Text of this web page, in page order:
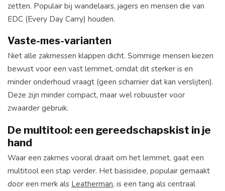
zetten. Populair bij wandelaars, jagers en mensen die van
EDC (Every Day Carry) houden.
Vaste-mes-varianten
Niet alle zakmessen klappen dicht. Sommige mensen kiezen
bewust voor een vast lemmet, omdat dit sterker is en
minder onderhoud vraagt (geen scharnier dat kan verslijten).
Deze zijn minder compact, maar wel robuuster voor
zwaarder gebruik.
De multitool: een gereedschapskist in je
hand
Waar een zakmes vooral draait om het lemmet, gaat een
multitool een stap verder. Het basisidee, populair gemaakt
door een merk als Leatherman, is een tang als centraal